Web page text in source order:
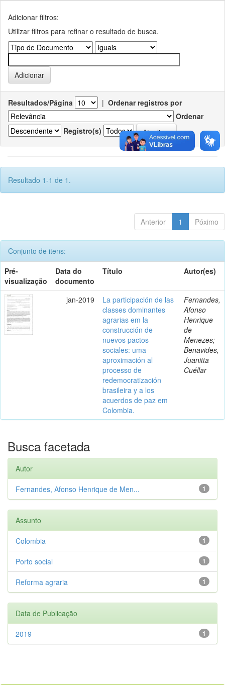
Adicionar filtros:
Utilizar filtros para refinar o resultado de busca.
Resultados/Página | Ordenar registros por
Ordenar
Registro(s)
Resultado 1-1 de 1.
Anterior 1 Póximo
Conjunto de itens:
Pré-
visualização
Data do
documento
Título Autor(es)
jan-2019
La participación de las
classes dominantes
agrarias em la
construcción de
nuevos pactos
sociales: uma
aproximación al
processo de
redemocratización
brasileira y a los
acuerdos de paz em
Colombia.
Fernandes,
Afonso
Henrique
de
Menezes;
Benavides,
Juanitta
Cuéllar
Busca facetada
Autor
1
Fernandes, Afonso Henrique de Men...
Assunto
1
Colombia
1
Porto social
1
Reforma agraria
Data de Publicação
1
2019